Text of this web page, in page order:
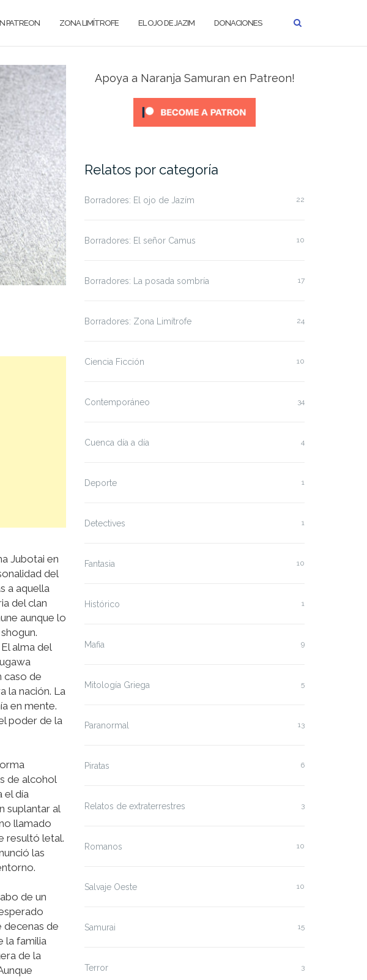
PATREON ZONA LIMÍTROFE EL OJO DE JAZIM DONACIONES
Jubotai en
del
a aquella
del clan
aunque lo
alma del
caso de
la nación. La
en mente.
poder de la
de alcohol
el día
suplantar al
llamado
resultó letal.
las
de un
decenas de
la familia
de la
Apoya a Naranja Samuran en Patreon!
Relatos por categoría
Borradores: El ojo de Jazím 22
Borradores: El señor Camus 10
Borradores: La posada sombría 17
Borradores: Zona Limítrofe 24
Ciencia Ficción 10
Contemporáneo 34
Cuenca día a día 4
Deporte 1
Detectives 1
Fantasia 10
Histórico 1
Mafia 9
Mitología Griega 5
Paranormal 13
Piratas 6
Relatos de extraterrestres 3
Romanos 10
Salvaje Oeste 10
Samurai 15
Terror 3